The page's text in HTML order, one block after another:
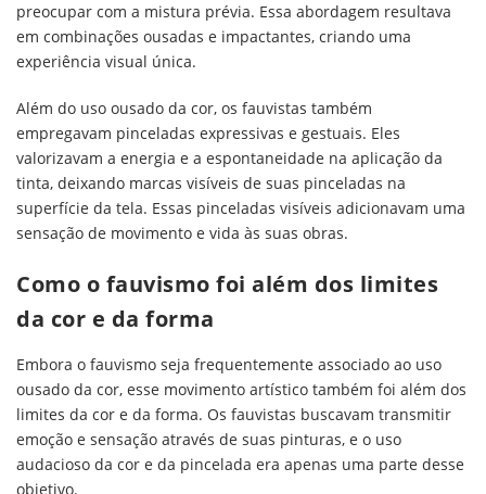
preocupar com a mistura prévia. Essa abordagem resultava
em combinações ousadas e impactantes, criando uma
experiência visual única.
Além do uso ousado da cor, os fauvistas também
empregavam pinceladas expressivas e gestuais. Eles
valorizavam a energia e a espontaneidade na aplicação da
tinta, deixando marcas visíveis de suas pinceladas na
superfície da tela. Essas pinceladas visíveis adicionavam uma
sensação de movimento e vida às suas obras.
Como o fauvismo foi além dos limites
da cor e da forma
Embora o fauvismo seja frequentemente associado ao uso
ousado da cor, esse movimento artístico também foi além dos
limites da cor e da forma. Os fauvistas buscavam transmitir
emoção e sensação através de suas pinturas, e o uso
audacioso da cor e da pincelada era apenas uma parte desse
objetivo.